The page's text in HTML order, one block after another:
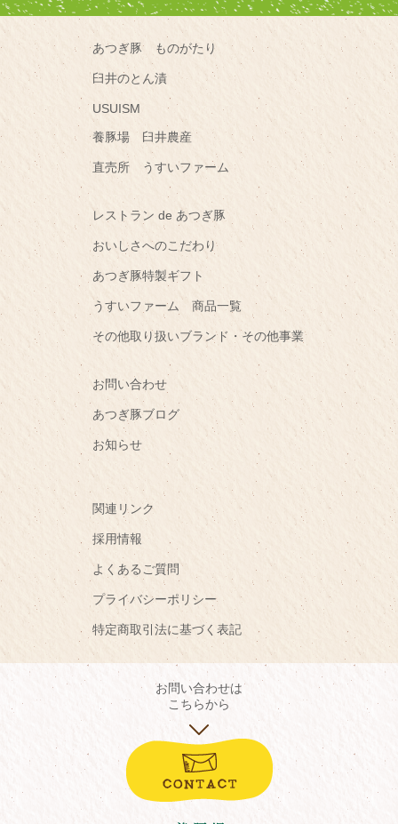
あつぎ豚 ものがたり
臼井のとん漬
USUISM
養豚場 臼井農産
直売所 うすいファーム
レストラン de あつぎ豚
おいしさへのこだわり
あつぎ豚特製ギフト
うすいファーム 商品一覧
その他取り扱いブランド・その他事業
お問い合わせ
あつぎ豚ブログ
お知らせ
関連リンク
採用情報
よくあるご質問
プライバシーポリシー
特定商取引法に基づく表記
お問い合わせは
こちらから